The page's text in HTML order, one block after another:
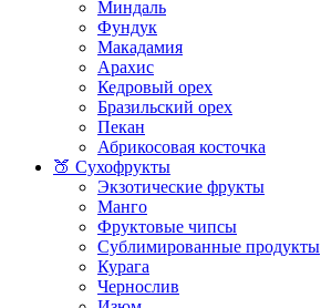
Миндаль
Фундук
Макадамия
Арахис
Кедровый орех
Бразильский орех
Пекан
Абрикосовая косточка
🍑 Сухофрукты
Экзотические фрукты
Манго
Фруктовые чипсы
Сублимированные продукты
Курага
Чернослив